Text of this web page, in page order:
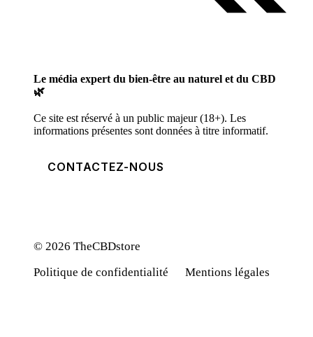
Le média expert du bien-être au naturel et du CBD
🌿
Ce site est réservé à un public majeur (18+). Les
informations présentes sont données à titre informatif.
CONTACTEZ-NOUS
© 2026 TheCBDstore
Politique de confidentialité
Mentions légales